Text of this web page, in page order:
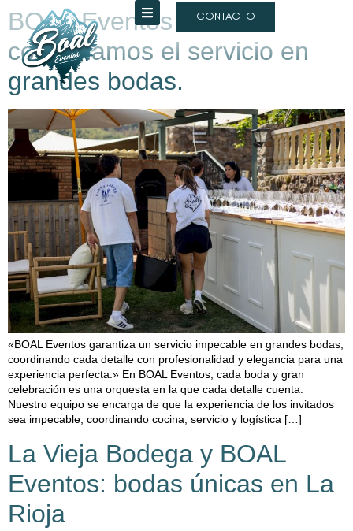
CONTACTO
BOAL Eventos: así
coordinamos el servicio en
grandes bodas.
«BOAL Eventos garantiza un servicio impecable en grandes bodas,
coordinando cada detalle con profesionalidad y elegancia para una
experiencia perfecta.» En BOAL Eventos, cada boda y gran
celebración es una orquesta en la que cada detalle cuenta.
Nuestro equipo se encarga de que la experiencia de los invitados
sea impecable, coordinando cocina, servicio y logística […]
La Vieja Bodega y BOAL
Eventos: bodas únicas en La
Rioja